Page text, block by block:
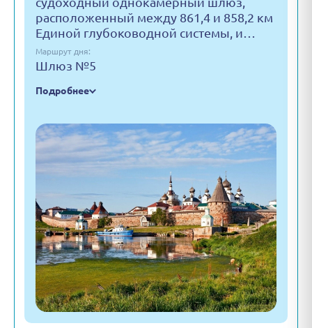
расположенный между 861,4 и 858,2 км
Единой глубоководной системы, и…
Маршрут дня:
Шлюз №5
Подробнее